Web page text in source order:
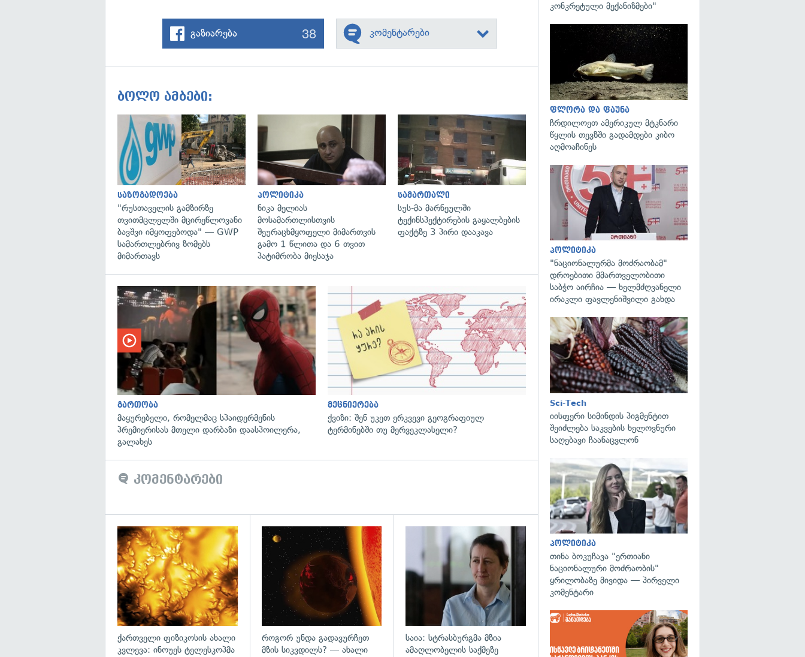
გაზიარება 38 კომენტარები
ბოლო ამბები:
გადახედვა
საზოგადოება
"რუსთაველის გამზირზე
თვითმცლელში მცირეწლოვანი
ბავშვი იმყოფებოდა" — GWP
სამართლებრივ ზომებს
მიმართავს
გადახედვა
პოლიტიკა
ნიკა მელიას
მოსამართლისთვის
შეურაცხმყოფელი მიმართვის
გამო 1 წლითა და 6 თვით
პატიმრობა მიესაჯა
გადახედვა
სამართალი
სუს-მა მარნეულში
ტექინსპექტირების გაყალბების
ფაქტზე 3 პირი დააკავა
გართობა
მაყურებელი, რომელმაც სპაიდერმენის
პრემიერისას მთელი დარბაზი დაასპოილერა,
გალახეს
მეცნიერება
ქვიზი: შენ უკეთ ერკვევი გეოგრაფიულ
ტერმინებში თუ მერვეკლასელი?
კომენტარები
გადახედვა
ქართველი ფიზიკოსის ახალი
კვლევა: ინოუეს ტელესკოპმა
როგორ უნდა გადავურჩეთ
მზის სიკვდილს? — ახალი
გადახედვა
საია: სტრასბურგმა მზია
ამაღლობელის საქმეზე
კონკრეტული მექანიზმები"
ფლორა და ფაუნა
ჩრდილოეთ ამერიკულ მტკნარი
წყლის თევზში გადამდები კიბო
აღმოაჩინეს
პოლიტიკა
"ნაციონალურმა მოძრაობამ"
დროებითი მმართველობითი
საბჭო აირჩია — ხელმძღვანელი
ირაკლი ფავლენიშვილი გახდა
Sci-Tech
იისფერი სიმინდის პიგმენტით
შეიძლება საკვების ხელოვნური
საღებავი ჩაანაცვლონ
პოლიტიკა
თინა ბოკუჩავა "ერთიანი
ნაციონალური მოძრაობის"
ყრილობაზე მივიდა — პირველი
კომენტარი